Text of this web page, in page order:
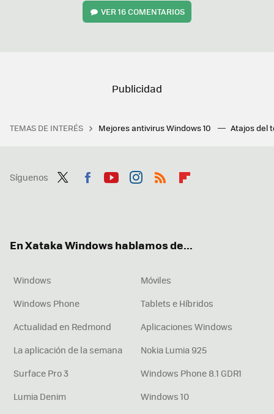
VER16 COMENTARIOS
TEMAS DE INTERÉS Mejores antivirus Windows 10 Atajos del
Síguenos
En Xataka Windows hablamos de...
Windows
Móviles
Windows Phone
Tablets e Híbridos
Actualidad en Redmond
Aplicaciones Windows
La aplicación de la semana
Nokia Lumia 925
Surface Pro 3
Windows Phone 8.1 GDR1
Lumia Denim
Windows 10